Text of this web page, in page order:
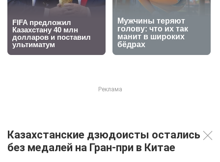
Казахстанские дзюдоисты остались
без медалей на Гран-при в Китае